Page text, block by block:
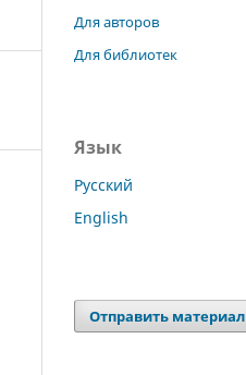
Для авторов
Для библиотек
Язык
Русский
English
Отправить материал